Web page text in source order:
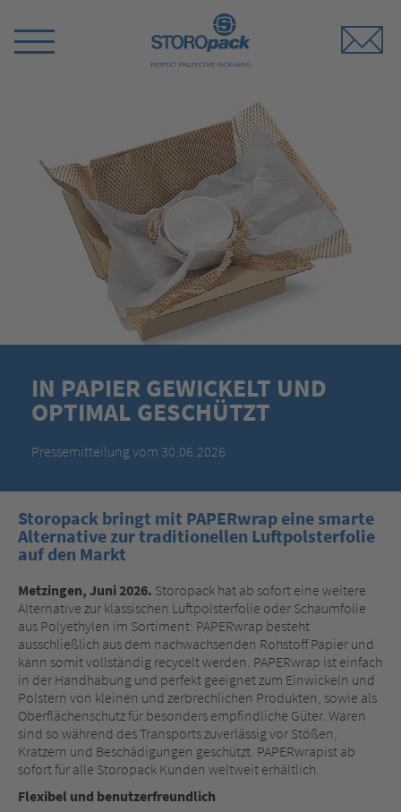
Menü
IN PAPIER GEWICKELT UND
OPTIMAL GESCHÜTZT
Pressemitteilung vom 30.06.2026
Storopack bringt mit PAPERwrap eine smarte
Alternative zur traditionellen Luftpolsterfolie
auf den Markt
Metzingen, Juni 2026. Storopack hat ab sofort eine weitere
Alternative zur klassischen Luftpolsterfolie oder Schaumfolie
aus Polyethylen im Sortiment: PAPERwrap besteht
ausschließlich aus dem nachwachsenden Rohstoff Papier und
kann somit vollständig recycelt werden. PAPERwrap ist einfach
in der Handhabung und perfekt geeignet zum Einwickeln und
Polstern von kleinen und zerbrechlichen Produkten, sowie als
Oberflächenschutz für besonders empfindliche Güter. Waren
sind so während des Transports zuverlässig vor Stößen,
Kratzern und Beschädigungen geschützt. PAPERwrapist ab
sofort für alle Storopack Kunden weltweit erhältlich.
Flexibel und benutzerfreundlich